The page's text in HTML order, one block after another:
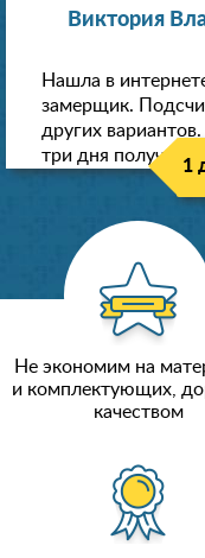
Виктория
Нашла в
замерщик.
других
три дня получили
1
Не экономим на
и комплектующих,
качеством